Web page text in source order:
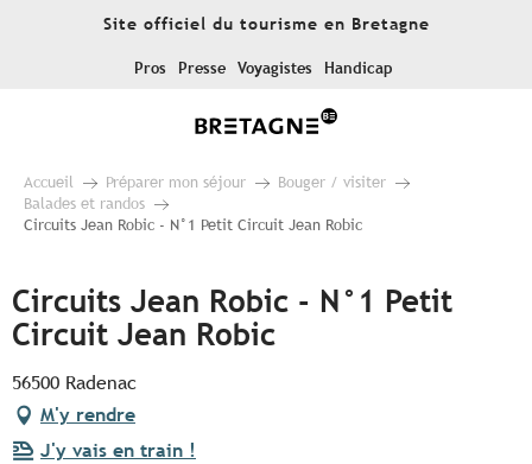
Site officiel du tourisme en Bretagne
Pros Presse Voyagistes Handicap
Accueil Préparer mon séjour
Bouger / visiter
Balades et randos
Circuits Jean Robic - N°1 Petit Circuit Jean Robic
Circuits Jean Robic - N°1 Petit
Circuit Jean Robic
56500 Radenac
M'y rendre
J'y vais en train !